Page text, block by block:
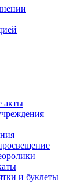
акты
и буклеты